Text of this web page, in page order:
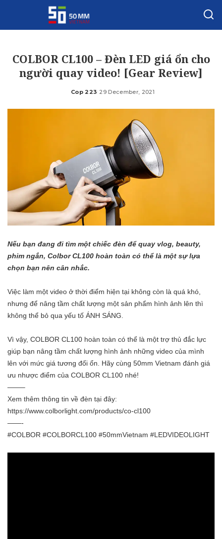
COLBOR CL100 – Đèn LED giá ổn cho
người quay video! [Gear Review]
Posted
Cop 223 29 December, 2021
Nếu bạn đang đi tìm một chiếc đèn để quay vlog, beauty,
phim ngắn, Colbor CL100 hoàn toàn có thể là một sự lựa
chọn bạn nên cân nhắc.
Việc làm một video ở thời điểm hiện tại không còn là quá khó,
nhưng để nâng tầm chất lượng một sản phẩm hình ảnh lên thì
không thể bỏ qua yếu tố ÁNH SÁNG.
Vì vậy, COLBOR CL100 hoàn toàn có thể là một trợ thủ đắc lực
giúp bạn nâng tầm chất lượng hình ảnh những video của mình
lên với mức giá tương đối ổn. Hãy cùng 50mm Vietnam đánh giá
ưu nhược điểm của COLBOR CL100 nhé!
——–
Xem thêm thông tin về đèn tại đây:
https://www.colborlight.com/products/co-cl100
——-
#COLBOR #COLBORCL100 #50mmVietnam #LEDVIDEOLIGHT